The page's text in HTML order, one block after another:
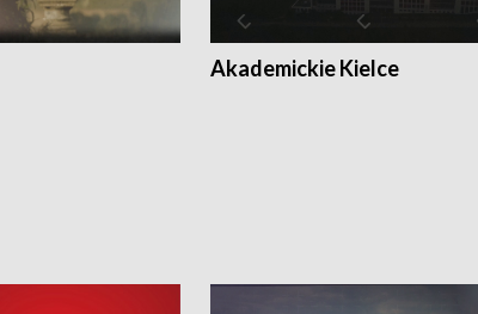
Akademickie Kielce